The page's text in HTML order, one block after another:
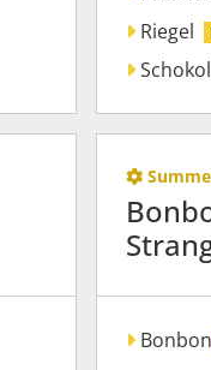
Riegel
Bonbon